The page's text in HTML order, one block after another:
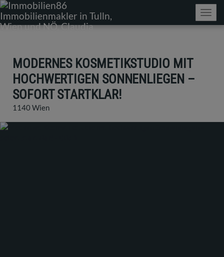
MODERNES KOSMETIKSTUDIO MIT
HOCHWERTIGEN SONNENLIEGEN –
SOFORT STARTKLAR!
1140 Wien